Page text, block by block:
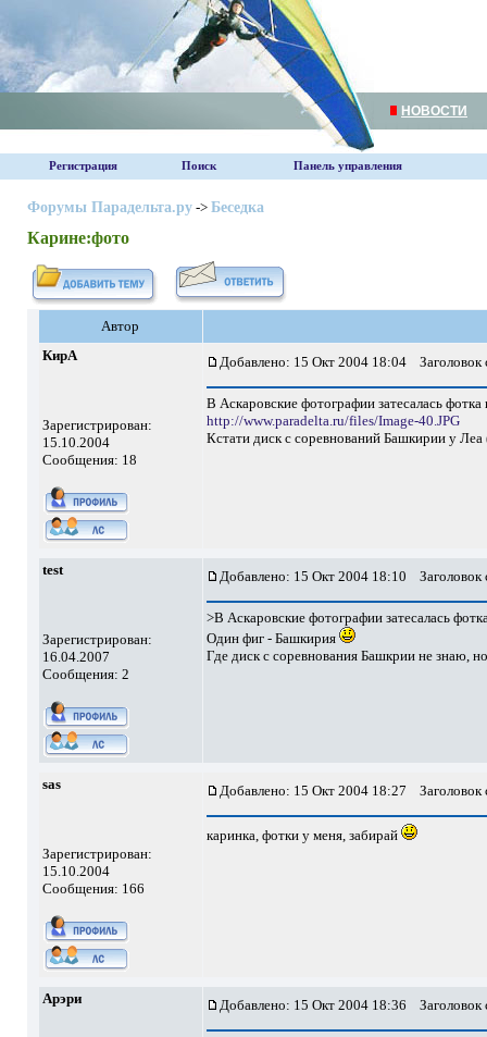
НОВОСТИ
Регистрация Поиск Панель управления
Форумы Парадельта.ру-> Беседка
Карине:фото
Автор
КирА
Зарегистрирован:
15.10.2004
Сообщения: 18
Добавлено: 15 Окт 2004 18:04
В Аскаровские фотографии затесалась
http://www.paradelta.ru/files/Image-40.JPG
Кстати диск с соревнований Башкирии у Леа
test
Зарегистрирован:
16.04.2007
Сообщения: 2
Добавлено: 15 Окт 2004 18:10
>В Аскаровские фотографии затесалась
Один фиг - Башкирия
Где диск с соревнования Башкрии не знаю,
sas
Зарегистрирован:
15.10.2004
Сообщения: 166
Добавлено: 15 Окт 2004 18:27
каринка, фотки у меня, забирай
Арэри Добавлено: 15 Окт 2004 18:36